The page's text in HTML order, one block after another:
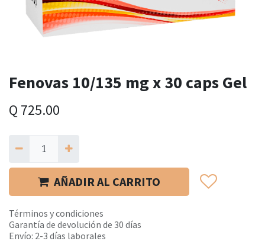
Fenovas 10/135 mg x 30 caps Gel
Q 725.00
AÑADIR AL CARRITO
Términos y condiciones
Garantía de devolución de 30 días
Envío: 2-3 días laborales